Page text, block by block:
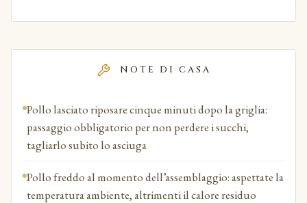
NOTE DI CASA
Pollo lasciato riposare cinque minuti dopo la griglia:
passaggio obbligatorio per non perdere i succhi,
tagliarlo subito lo asciuga
Pollo freddo al momento dell’assemblaggio: aspettate la
temperatura ambiente, altrimenti il calore residuo